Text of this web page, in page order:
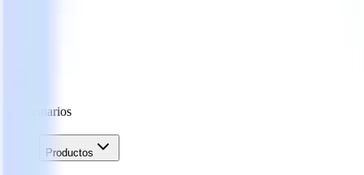
Diccionarios
Productos